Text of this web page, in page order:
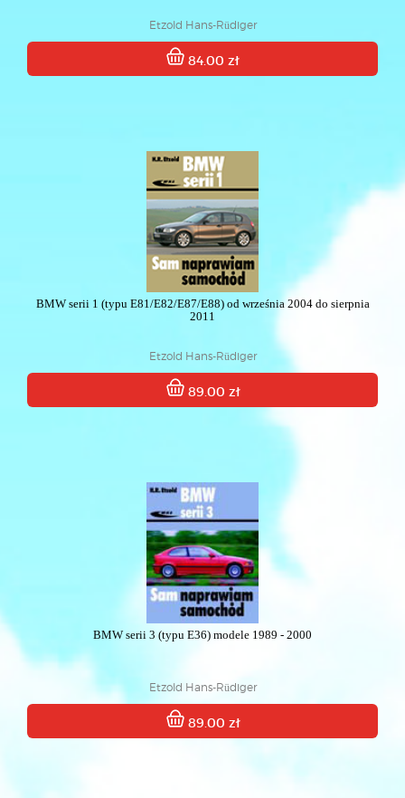
Etzold Hans-Rüdiger
84.00 zł
BMW serii 1 (typu E81/E82/E87/E88) od września 2004 do sierpnia
2011
Etzold Hans-Rüdiger
89.00 zł
BMW serii 3 (typu E36) modele 1989 - 2000
Etzold Hans-Rüdiger
89.00 zł